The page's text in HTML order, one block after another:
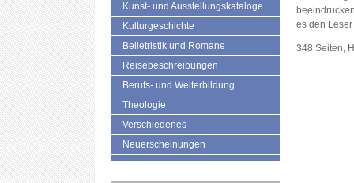
Kunst- und Ausstellungskataloge
Kulturgeschichte
Belletristik und Romane
Reisebeschreibungen
Berufs- und Weiterbildung
Theologie
Verschiedenes
Neuerscheinungen
es den
348 Seiten,